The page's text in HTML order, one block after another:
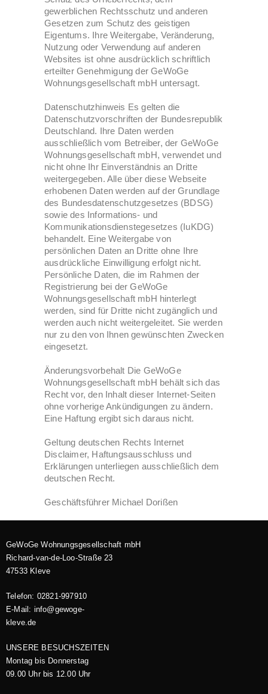
gewerblichen Rechtsschutz und anderen
Gesetzen zum Schutz des geistigen
Eigentums. Ihre Weitergabe, Veränderung,
Nutzung oder Verwendung auf anderen
Websites ist ohne ausdrücklich schriftlich
erteilter Genehmigung der GeWoGe
Wohnungsgesellschaft mbH untersagt.
Datenschutzhinweis Es gelten die
Datenschutzvorschriften der Bundesrepublik
Deutschland. Ihre Daten werden
ausschließlich vom Betreiber, der GeWoGe
Wohnungsgesellschaft mbH, verwendet und
nicht ohne Ihr Einverständnis an Dritte
weitergegeben. Alle über diese Webseite
erhobenen Daten werden auf der Grundlage
des Bundesdatenschutzgesetzes (BDSG)
sowie des Informations- und
Kommunikationsdienstegesetzes (IuKDG)
behandelt. Eine Weitergabe von
persönlichen Daten an Dritte ohne Ihre
ausdrückliche Einwilligung erfolgt nicht.
Persönliche Daten, die im Rahmen der
Registrierung bei der GeWoGe
Wohnungsgesellschaft mbH hinterlegt
werden, sind für Dritte nicht zugänglich und
werden auch nicht weitergeleitet. Sie werden
nur zu den von Ihnen gewünschten Zwecken
eingesetzt.
Änderungsvorbehalt Die GeWoGe
Wohnungsgesellschaft mbH behält sich das
Recht vor, den Inhalt dieser Internet-Seiten
ohne vorherige Ankündigungen zu ändern.
Eine Haftung ergibt sich daraus nicht.
Geltung deutschen Rechts Internet
Disclaimer, Haftungsausschluss und
Erklärungen unterliegen ausschließlich dem
deutschen Recht.
Geschäftsführer Michael Dorißen
GeWoGe Wohnungsgesellschaft mbH
Richard-van-de-Loo-Straße 23
47533 Kleve
Telefon: 02821-997910
E-Mail: info@gewoge-
kleve.de​
UNSERE BESUCHSZEITEN
Montag bis Donnerstag
09.00 Uhr bis 12.00 Uhr